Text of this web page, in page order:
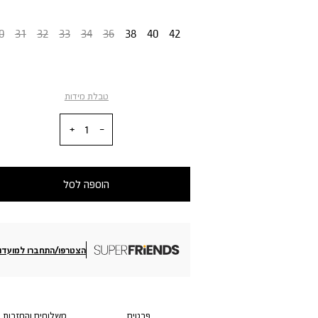
31 32 33 34 36 38 40 42
טבלת מידות
הוספה לסל
הצטרפו/התחברו
פרטים משלוחים והחזרות